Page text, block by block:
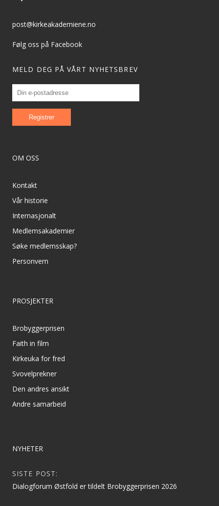
post@kirkeakademiene.no
Følg oss på Facebook
MELD DEG PÅ VÅRT NYHETSBREV
OM OSS
Kontakt
Vår historie
Internasjonalt
Medlemsakademier
Søke medlemsskap?
Personvern
PROSJEKTER
Brobyggerprisen
Faith in film
Kirkeuka for fred
Svovelprekner
Den andres ansikt
Andre samarbeid
NYHETER
SISTE POST:
Dialogforum Østfold er tildelt Brobyggerprisen 2026